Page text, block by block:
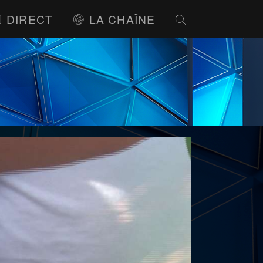
DIRECT LA CHAÎNE